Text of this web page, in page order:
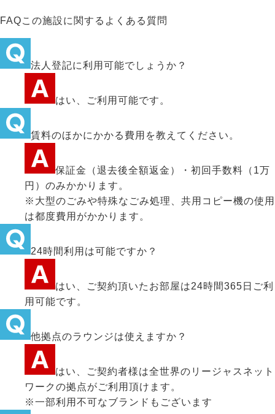
FAQこの施設に関するよくある質問
法人登記に利用可能でしょうか？
はい、ご利用可能です。
賃料のほかにかかる費用を教えてください。
保証金（退去後全額返金）・初回手数料（1万
円）のみかかります。
※大型のごみや特殊なごみ処理、共用コピー機の使用
は都度費用がかかります。
24時間利用は可能ですか？
はい、ご契約頂いたお部屋は24時間365日ご利
用可能です。
他拠点のラウンジは使えますか？
はい、ご契約者様は全世界のリージャスネット
ワークの拠点がご利用頂けます。
※一部利用不可なブランドもございます